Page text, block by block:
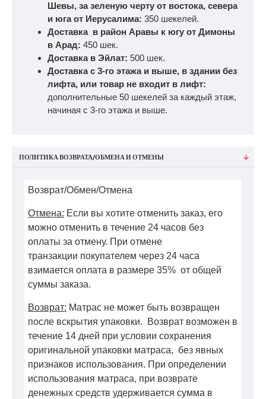
Шевы, за зеленую черту от востока, севера
и юга от Иерусалима: 350 шекелей.
Доставка в район Аравы к югу от Димоны
в Арад: 450 шек.
Доставка в Эйлат: 500 шек.
Доставка с 3-го этажа и выше, в здании без
лифта, или товар не входит в лифт:
дополнительные 50 шекелей за каждый этаж,
начиная с 3-го этажа и выше.
ПОЛИТИКА ВОЗВРАТА/ОБМЕНА И ОТМЕНЫ
Возврат/Обмен/Отмена
Отмена: Если вы хотите отменить заказ, его
можно отменить в течение 24 часов без
оплаты за отмену. При отмене
транзакции покупателем через 24 часа
взимается оплата в размере 35% от общей
суммы заказа.
Возврат: Матрас не может быть возвращен
после вскрытия упаковки. Возврат возможен в
течение 14 дней при условии сохранения
оригинальной упаковки матраса, без явных
признаков использования. При определении
использования матраса, при возврате
денежных средств удерживается сумма в